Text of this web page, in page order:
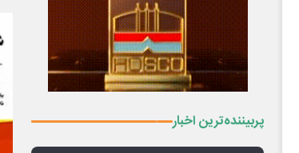
پربیننده‌ترین اخبار